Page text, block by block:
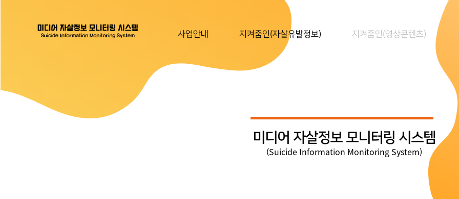
사업안내 지켜줌인(자살유발정보) 지켜줌인(영상콘텐츠)
미디어 자살정보 모니터링 시스템
(Suicide Information Monitoring System)